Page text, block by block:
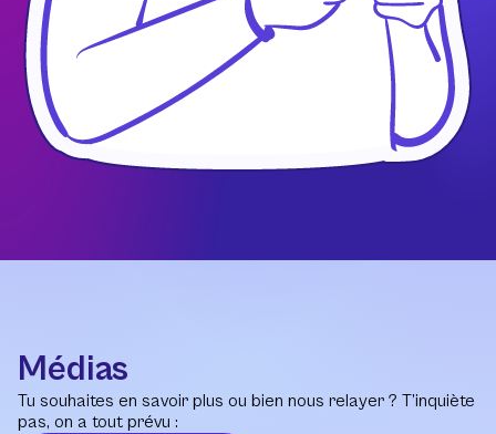
Médias
Tu souhaites en savoir plus ou bien nous relayer ? T’inquiète
pas, on a tout prévu :